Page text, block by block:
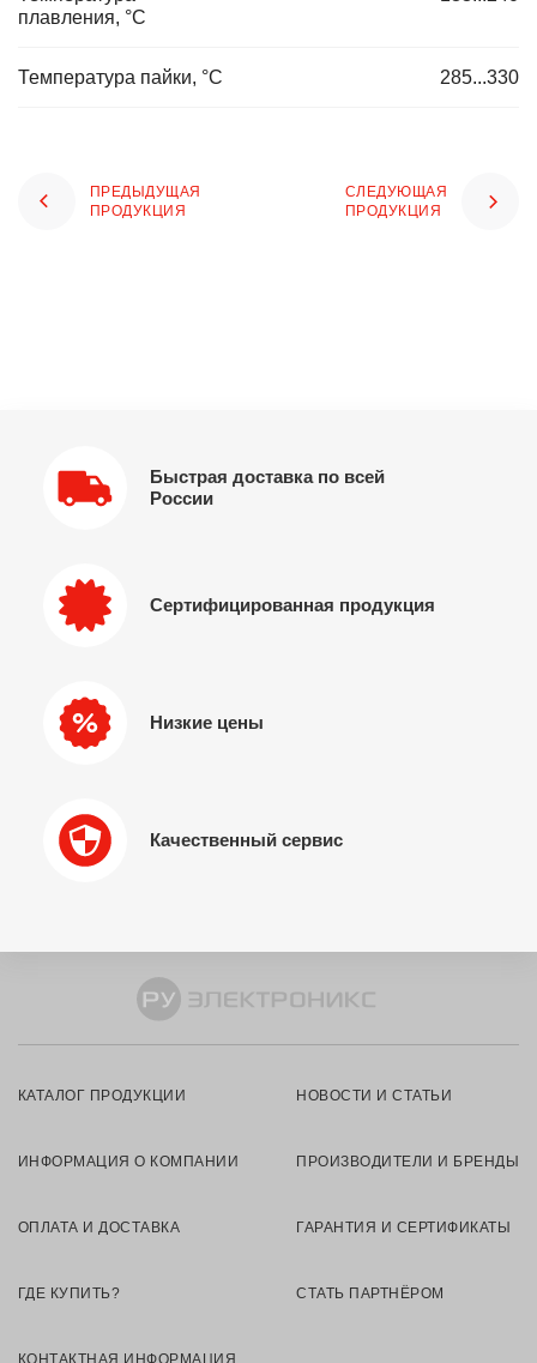
плавления, °C
Температура пайки, °C 285...330
ПРЕДЫДУЩАЯ
ПРОДУКЦИЯ
СЛЕДУЮЩАЯ
ПРОДУКЦИЯ
Быстрая доставка по всей
России
Сертифицированная продукция
Низкие цены
Качественный сервис
КАТАЛОГ ПРОДУКЦИИ НОВОСТИ И СТАТЬИ
ИНФОРМАЦИЯ О КОМПАНИИ ПРОИЗВОДИТЕЛИ И БРЕНДЫ
ОПЛАТА И ДОСТАВКА ГАРАНТИЯ И СЕРТИФИКАТЫ
ГДЕ КУПИТЬ? СТАТЬ ПАРТНЁРОМ
КОНТАКТНАЯ ИНФОРМАЦИЯ